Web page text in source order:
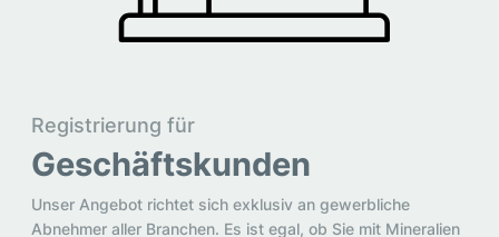
Registrierung für
Geschäftskunden
Unser Angebot richtet sich exklusiv an gewerbliche
Abnehmer aller Branchen. Es ist egal, ob Sie mit Mineralien